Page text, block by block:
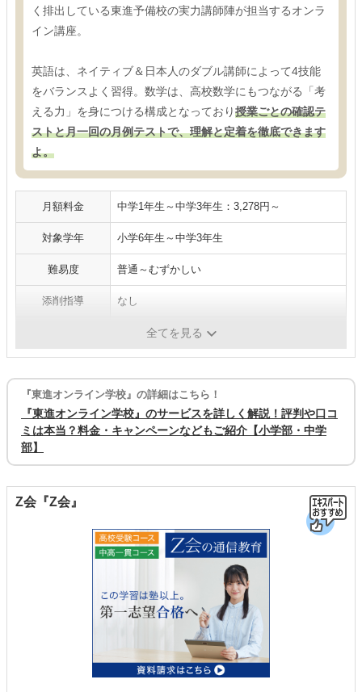
く排出している東進予備校の実力講師陣が担当するオンラ
イン講座。
英語は、ネイティブ＆日本人のダブル講師によって4技能
をバランスよく習得。数学は、高校数学にもつながる「考
える力」を身につける構成となっており授業ごとの確認テ
ストと月一回の月例テストで、理解と定着を徹底できます
よ。
月額料金 中学1年生～中学3年生：3,278円～
対象学年 小学6年生～中学3年生
難易度 普通～むずかしい
添削指導 なし
PC、タブレット、スマホ
全てを見る
『東進オンライン学校』の詳細はこちら！
『東進オンライン学校』のサービスを詳しく解説！評判や口コ
ミは本当？料金・キャンペーンなどもご紹介【小学部・中学
部】
Z会『Z会』